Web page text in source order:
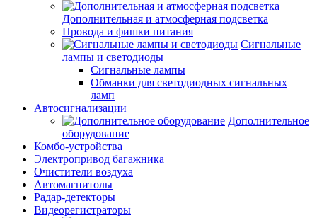
Дополнительная и атмосферная подсветка
Провода и фишки питания
Cигнальные
лампы и светодиоды
Сигнальные лампы
Обманки для светодиодных сигнальных
ламп
Автосигнализации
Дополнительное
оборудование
Комбо-устройства
Электропривод багажника
Очистители воздуха
Автомагнитолы
Радар-детекторы
Видеорегистраторы